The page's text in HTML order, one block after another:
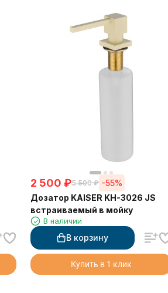
2 500 ₽5 500 ₽ -55%
Дозатор KAISER KH-3026 JS
встраиваемый в мойку
В наличии
В корзину
Купить в 1 клик